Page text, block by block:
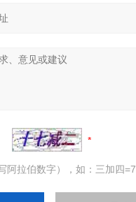
阿拉伯数字），如：三加四=7